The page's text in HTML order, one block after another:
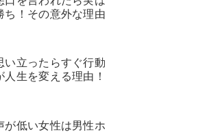
ち！その意外な理由
い立ったらすぐ行動
人生を変える理由！
が低い女性は男性ホ